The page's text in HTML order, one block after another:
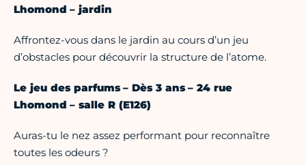
Lhomond – jardin
Affrontez-vous dans le jardin au cours d’un jeu
d’obstacles pour découvrir la structure de l’atome.
Le jeu des parfums – Dès 3 ans – 24 rue
Lhomond – salle R (E126)
Auras-tu le nez assez performant pour reconnaître
toutes les odeurs ?